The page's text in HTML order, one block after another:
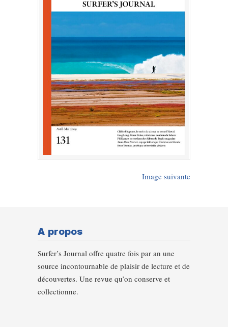
Image suivante
A propos
Surfer’s Journal offre quatre fois par an une
source incontournable de plaisir de lecture et de
découvertes. Une revue qu’on conserve et
collectionne.